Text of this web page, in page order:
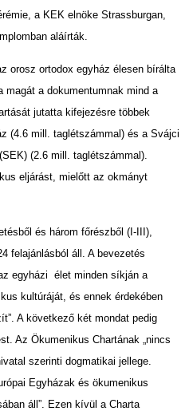
a KEK elnöke Strassburgan,
aláírták.
orosz ortodox egyház élesen bírálta
magát a dokumentumnak mind a
jutatta kifejezésre többek
(4.6 mill. taglétszámmal) és a Svájci
(2.6 mill. taglétszámmal).
eljárást, mielőtt az okmányt
és három főrészből (I-III),
felajánlásból áll. A bevezetés
egyházi élet minden síkján a
kultúráját, és ennek érdekében
A következő két mondat pedig
Az Ökumenikus Chartának „nincs
szerinti dogmatikai jellege.
Egyházak és ökumenikus
áll”. Ezen kívül a Charta